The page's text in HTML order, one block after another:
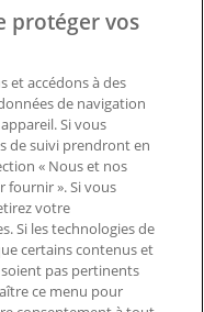
technique sur l’appli
protéger vos
et accédons à des
de navigation
Si vous
de suivi prendront en
« Nous et nos
fournir ». Si vous
votre
Si les technologies de
certains contenus et
pas pertinents
ce menu pour